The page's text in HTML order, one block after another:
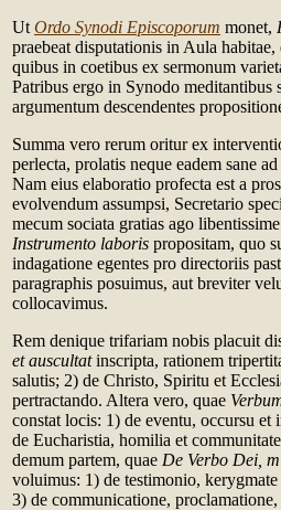
Ut Ordo Synodi Episcoporum monet,
praebeat disputationis in Aula
quibus in coetibus ex sermonum
Patribus ergo in Synodo meditantibus
argumentum descendentes
Summa vero rerum oritur ex
perlecta, prolatis neque eadem sane
Nam eius elaboratio profecta est a
evolvendum assumpsi, Secretario
mecum sociata gratias ago
Instrumento laboris propositam, quo
indagatione egentes pro directoriis
paragraphis posuimus, aut breviter
collocavimus.
Rem denique trifariam nobis placuit
et auscultatinscripta, rationem
salutis; 2) de Christo, Spiritu et
pertractando. Altera vero, quae
constat locis: 1) de eventu, occursu
de Eucharistia, homilia et
demum partem, quae De Verbo Dei,
voluimus: 1) de testimonio,
3) de communicatione,